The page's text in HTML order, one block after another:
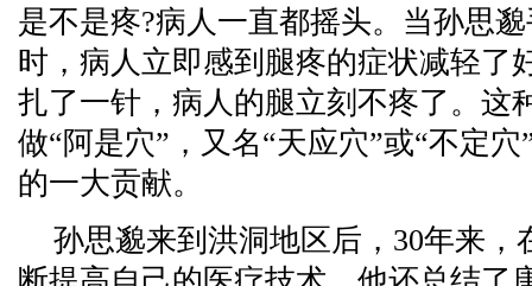
是不是疼?病人一直都摇头。当孙思
时，病人立即感到腿疼的症状减轻了
扎了一针，病人的腿立刻不疼了。这
做“阿是穴”，又名“天应穴”或“不定
的一大贡献。
孙思邈来到洪洞地区后，30年来